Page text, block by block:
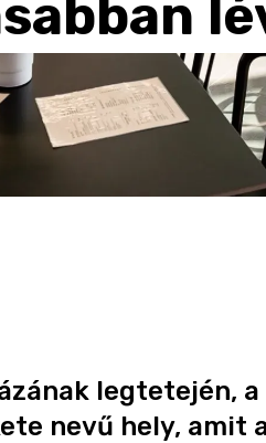
legtetején, a
nevű hely, amit